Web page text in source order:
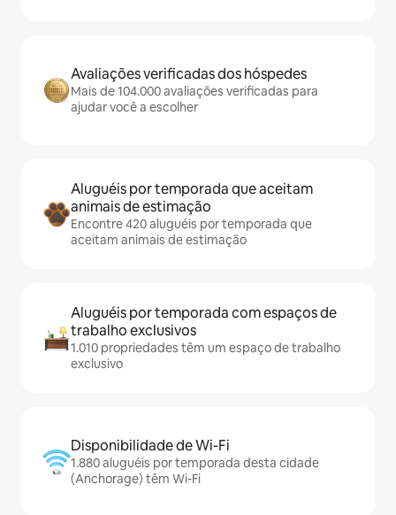
Avaliações verificadas dos hóspedes
Mais de 104.000 avaliações verificadas para
ajudar você a escolher
Aluguéis por temporada que aceitam
animais de estimação
Encontre 420 aluguéis por temporada que
aceitam animais de estimação
Aluguéis por temporada com espaços de
trabalho exclusivos
1.010 propriedades têm um espaço de trabalho
exclusivo
Disponibilidade de Wi-Fi
1.880 aluguéis por temporada desta cidade
(Anchorage) têm Wi-Fi